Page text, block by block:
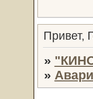
Привет,
»
»